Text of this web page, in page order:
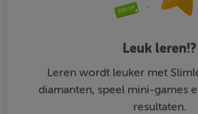
Leuk leren!?
Leren wordt leuker met
diamanten, speel mini-games
resultaten.